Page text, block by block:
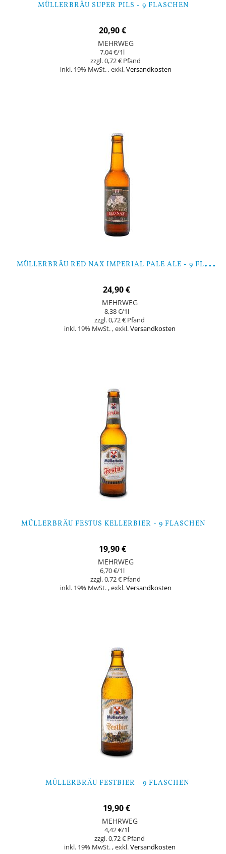
MÜLLERBRÄU SUPER PILS - 9 FLASCHEN
20,90 €
MEHRWEG
7,04 €/1l
0,72 €
inkl. 19% MwSt. ,exkl.Versandkosten
M
ÜLLERBRÄU RED NAX IMPERIAL PALE ALE - 9 FLASCHEN
24,90 €
MEHRWEG
8,38 €/1l
0,72 €
inkl. 19% MwSt. ,exkl.Versandkosten
MÜLLERBRÄU FESTUS KELLERBIER - 9 FLASCHEN
19,90 €
MEHRWEG
6,70 €/1l
0,72 €
inkl. 19% MwSt. ,exkl.Versandkosten
MÜLLERBRÄU FESTBIER - 9 FLASCHEN
19,90 €
MEHRWEG
4,42 €/1l
0,72 €
inkl. 19% MwSt. ,exkl.Versandkosten